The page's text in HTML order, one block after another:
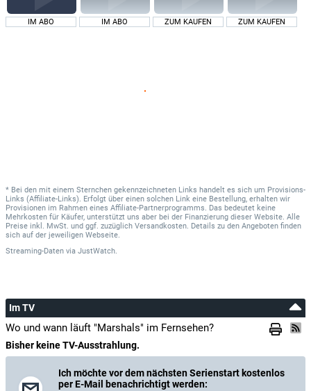
IM ABO IM ABO ZUM KAUFEN ZUM KAUFEN
* Bei den mit einem Sternchen gekennzeichneten Links handelt es sich um Provisions-
Links (Affiliate-Links). Erfolgt über einen solchen Link eine Bestellung, erhalten wir
Provisionen im Rahmen eines Affiliate-Partnerprogramms. Das bedeutet keine
Mehrkosten für Käufer, unterstützt uns aber bei der Finanzierung dieser Website. Alle
Preise inkl. MwSt. und ggf. zuzüglich Versandkosten. Details zu den Angeboten finden
sich auf der jeweiligen Webseite.
Streaming-Daten via JustWatch.
Im TV
Wo und wann läuft "Marshals" im Fernsehen?
Bisher keine TV-Ausstrahlung.
Ich möchte vor dem nächsten Serienstart kostenlos
per E-Mail benachrichtigt werden: